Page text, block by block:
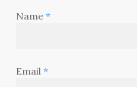
Name *
Email *